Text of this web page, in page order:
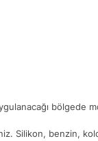
bölgede
Silikon, benzin,